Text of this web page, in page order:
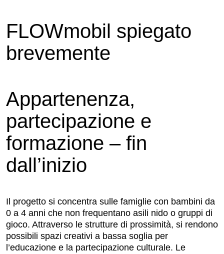
FLOWmobil spiegato
brevemente
Appartenenza,
partecipazione e
formazione – fin
dall’inizio
Il progetto si concentra sulle famiglie con bambini da
0 a 4 anni che non frequentano asili nido o gruppi di
gioco. Attraverso le strutture di prossimità, si rendono
possibili spazi creativi a bassa soglia per
l’educazione e la partecipazione culturale. Le